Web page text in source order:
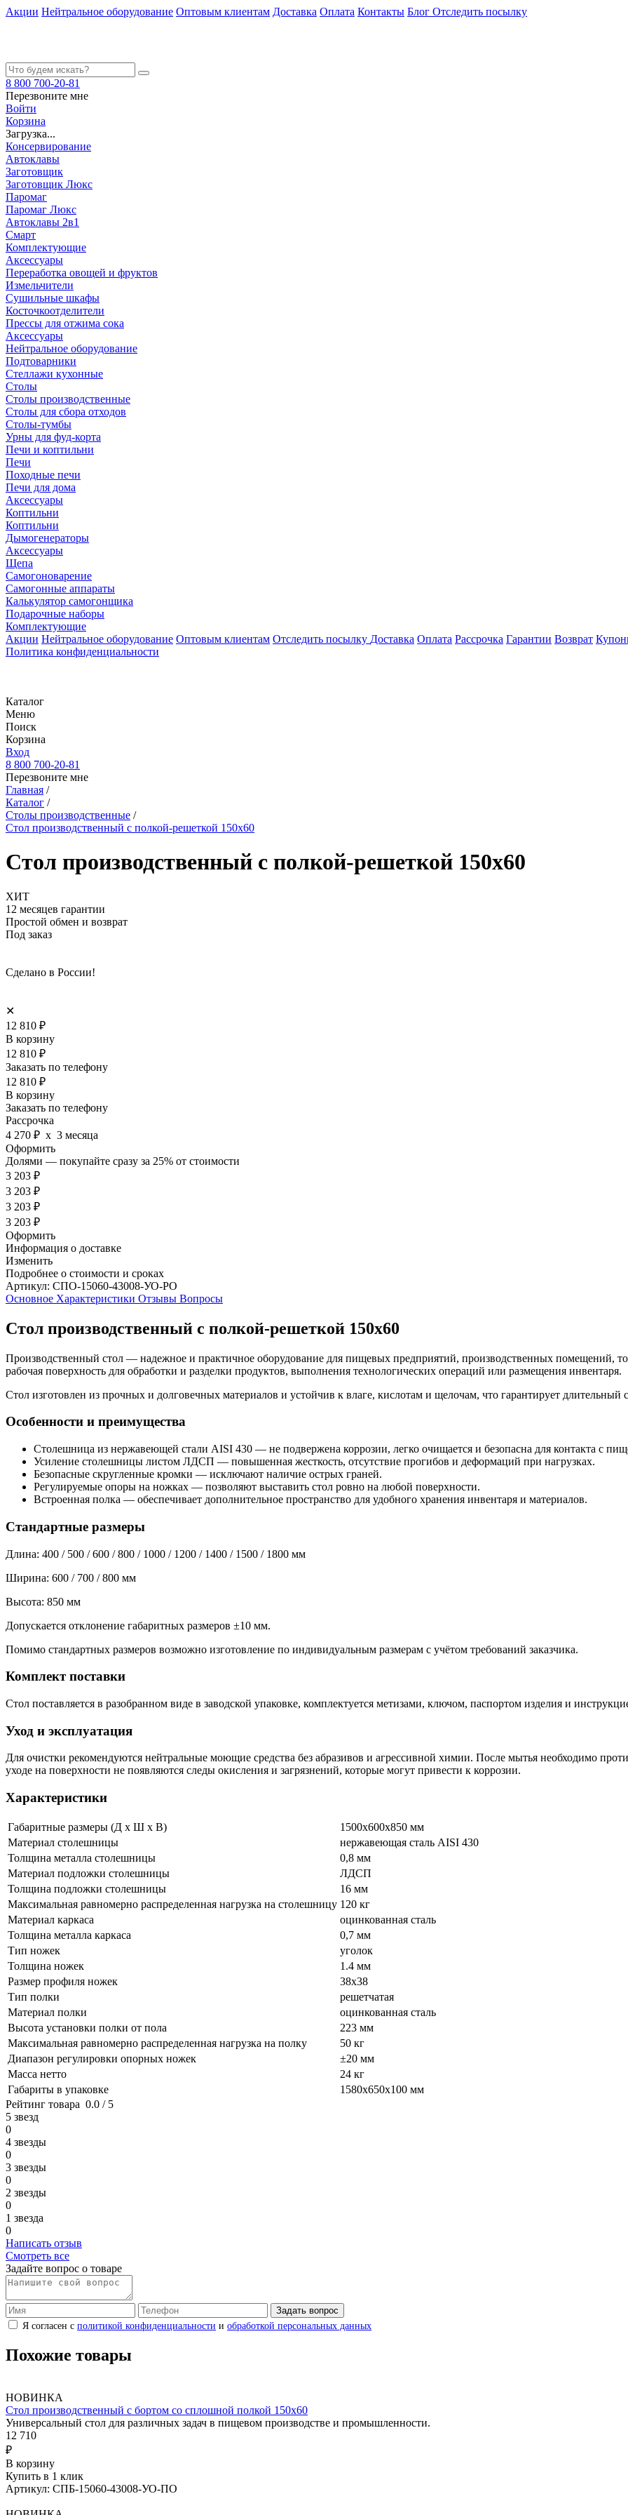
Акции Нейтральное оборудование Оптовым клиентам Доставка Оплата Контакты Блог Отследить посылку
8 800 700-20-81
Перезвоните мне
Войти
Корзина
Загрузка...
Консервирование
Автоклавы
Заготовщик
Заготовщик Люкс
Паромаг
Паромаг Люкс
Автоклавы 2в1
Смарт
Комплектующие
Аксессуары
Переработка овощей и фруктов
Измельчители
Сушильные шкафы
Косточкоотделители
Прессы для отжима сока
Аксессуары
Нейтральное оборудование
Подтоварники
Стеллажи кухонные
Столы
Столы производственные
Столы для сбора отходов
Столы-тумбы
Урны для фуд-корта
Печи и коптильни
Печи
Походные печи
Печи для дома
Аксессуары
Коптильни
Коптильни
Дымогенераторы
Аксессуары
Щепа
Самогоноварение
Самогонные аппараты
Калькулятор самогонщика
Подарочные наборы
Комплектующие
Акции Нейтральное оборудование Оптовым клиентам Отследить посылку Доставка Оплата Рассрочка Гарантии Возврат
Политика конфиденциальности
Каталог
Меню
Поиск
Корзина
Вход
8 800 700-20-81
Перезвоните мне
Главная /
Каталог /
Столы производственные /
Стол производственный с полкой-решеткой 150х60
Стол производственный с полкой-решеткой 150х60
ХИТ
12 месяцев гарантии
Простой обмен и возврат
Под заказ
Сделано в России!
✕
12 810 ₽
В корзину
12 810 ₽
Заказать по телефону
12 810 ₽
В корзину
Заказать по телефону
Рассрочка
4 270 ₽ х 3 месяца
Оформить
Долями — покупайте сразу за 25% от стоимости
3 203 ₽
3 203 ₽
3 203 ₽
3 203 ₽
Оформить
Информация о доставке
Изменить
Подробнее о стоимости и сроках
Артикул: СПО-15060-43008-УО-РО
Основное Характеристики Отзывы Вопросы
Стол производственный с полкой-решеткой 150х60
Производственный стол — надежное и практичное оборудование для пищевых предприятий, производственных помещений,
рабочая поверхность для обработки и разделки продуктов, выполнения технологических операций или размещения инвентаря.
Стол изготовлен из прочных и долговечных материалов и устойчив к влаге, кислотам и щелочам, что гарантирует
Особенности и преимущества
Столешница из нержавеющей стали AISI 430 — не подвержена коррозии, легко очищается и безопасна для контакта с
Усиление столешницы листом ЛДСП — повышенная жесткость, отсутствие прогибов и деформаций при нагрузках.
Безопасные скругленные кромки — исключают наличие острых граней.
Регулируемые опоры на ножках — позволяют выставить стол ровно на любой поверхности.
Встроенная полка — обеспечивает дополнительное пространство для удобного хранения инвентаря и материалов.
Стандартные размеры
Длина: 400 / 500 / 600 / 800 / 1000 / 1200 / 1400 / 1500 / 1800 мм
Ширина: 600 / 700 / 800 мм
Высота: 850 мм
Допускается отклонение габаритных размеров ±10 мм.
Помимо стандартных размеров возможно изготовление по индивидуальным размерам с учётом требований заказчика.
Комплект поставки
Стол поставляется в разобранном виде в заводской упаковке, комплектуется метизами, ключом, паспортом изделия и
Уход и эксплуатация
Для очистки рекомендуются нейтральные моющие средства без абразивов и агрессивной химии. После мытья необходимо
уходе на поверхности не появляются следы окисления и загрязнений, которые могут привести к коррозии.
Характеристики
Габаритные размеры (Д х Ш х В)
1500х600х850 мм
Материал столешницы
нержавеющая сталь AISI 430
Толщина металла столешницы
0,8 мм
Материал подложки столешницы
ЛДСП
Толщина подложки столешницы
16 мм
Максимальная равномерно распределенная нагрузка на столешницу 120 кг
Материал каркаса
оцинкованная сталь
Толщина металла каркаса
0,7 мм
Тип ножек
уголок
Толщина ножек
1.4 мм
Размер профиля ножек
38х38
Тип полки
решетчатая
Материал полки
оцинкованная сталь
Высота установки полки от пола
223 мм
Максимальная равномерно распределенная нагрузка на полку
50 кг
Диапазон регулировки опорных ножек
±20 мм
Масса нетто
24 кг
Габариты в упаковке
1580х650х100 мм
Рейтинг товара 0.0 / 5
5 звезд
0
4 звезды
0
3 звезды
0
2 звезды
0
1 звезда
0
Написать отзыв
Смотреть все
Задайте вопрос о товаре
Задать вопрос
Я согласен с политикой конфиденциальности и обработкой персональных данных
Похожие товары
НОВИНКА
Стол производственный с бортом со сплошной полкой 150х60
Универсальный стол для различных задач в пищевом производстве и промышленности.
12 710
₽
В корзину
Купить в 1 клик
Артикул: СПБ-15060-43008-УО-ПО